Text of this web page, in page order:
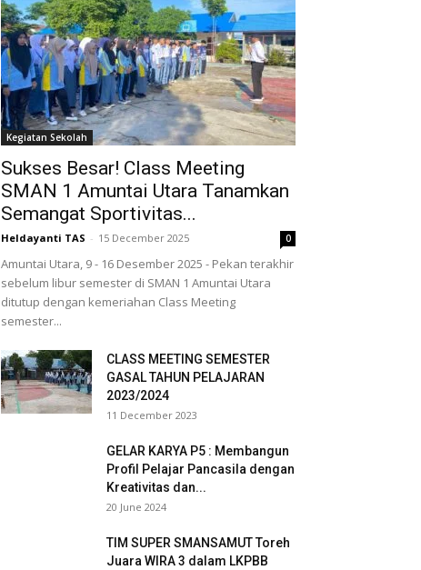
Kegiatan Sekolah
Sukses Besar! Class Meeting
SMAN 1 Amuntai Utara Tanamkan
Semangat Sportivitas...
Heldayanti TAS - 15 December 2025 0
Amuntai Utara, 9 - 16 Desember 2025 - Pekan terakhir
sebelum libur semester di SMAN 1 Amuntai Utara
ditutup dengan kemeriahan Class Meeting
semester...
CLASS MEETING SEMESTER
GASAL TAHUN PELAJARAN
2023/2024
11 December 2023
GELAR KARYA P5 : Membangun
Profil Pelajar Pancasila dengan
Kreativitas dan...
20 June 2024
TIM SUPER SMANSAMUT Toreh
Juara WIRA 3 dalam LKPBB